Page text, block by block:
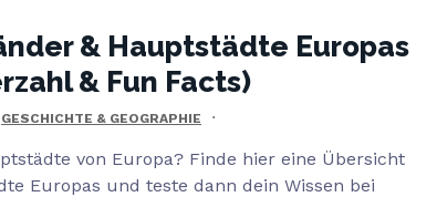
& Hauptstädte Europas
& Fun Facts)
GESCHICHTE & GEOGRAPHIE
von Europa? Finde hier eine Übersicht
Europas und teste dann dein Wissen bei